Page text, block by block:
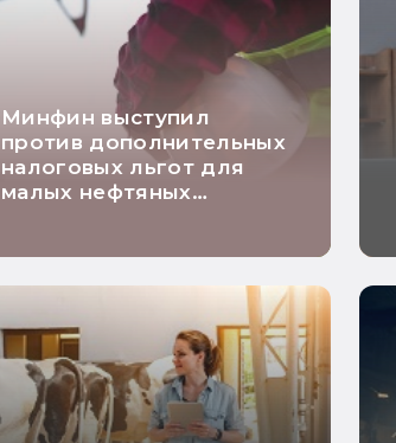
Минфин выступил
против дополнительных
налоговых льгот для
малых нефтяных